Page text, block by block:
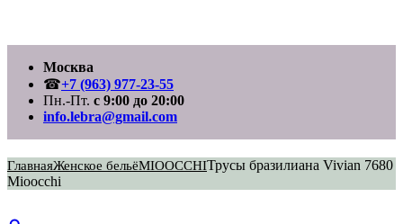
содержимому
Москва
☎+7 (963) 977-23-55
Пн.-Пт. с 9:00 до 20:00
info.lebra@gmail.com
ГлавнаяЖенское бельёMIOOCCHIТрусы бразилиана Vivian 7680
Mioocchi